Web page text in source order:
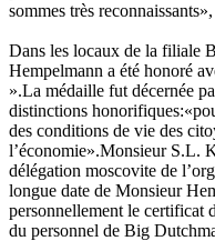
sommes très
Dans les locaux de la filiale
Hempelmann a été honoré
».La médaille fut décernée
distinctions honorifiques:
des conditions de vie des
l’économie».Monsieur S.L.
délégation moscovite de
longue date de Monsieur
personnellement le certificat
du personnel de Big